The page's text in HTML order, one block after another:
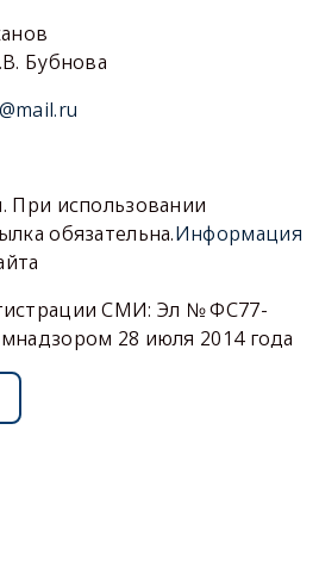
Бубнова
При использовании
обязательна.Информация
СМИ: Эл № ФС77-
28 июля 2014 года